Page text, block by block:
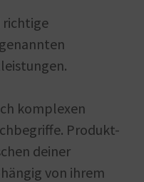
richtige
komplexen
Produkt-
deiner
von ihrem